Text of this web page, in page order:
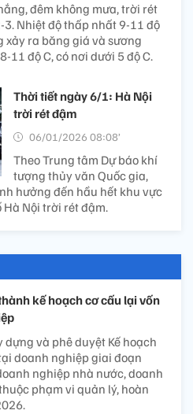
đêm không mưa, trời rét
3. Nhiệt độ thấp nhất 9-11 độ
xảy ra băng giá và sương
11 độ C, có nơi dưới 5 độ C.
Thời tiết ngày 6/1: Hà Nội
trời rét đậm
06/01/2026 08:08’
Theo Trung tâm Dự báo khí
tượng thủy văn Quốc gia,
hưởng đến hầu hết khu vực
Hà Nội trời rét đậm.
kế hoạch cơ cấu lại vốn
và phê duyệt Kế hoạch
doanh nghiệp giai đoạn
nghiệp nhà nước, doanh
phạm vi quản lý, hoàn